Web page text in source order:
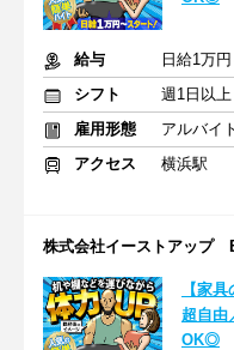
給与
日給1万
シフト
雇用形態
アルバイ
アクセス
横浜駅
株式会社イーストアップ
【家
超自由
OK◎